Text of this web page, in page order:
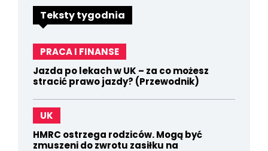
Teksty tygodnia
PRACA I FINANSE
Jazda po lekach w UK – za co możesz
stracić prawo jazdy? (Przewodnik)
UK
HMRC ostrzega rodziców. Mogą być
zmuszeni do zwrotu zasiłku na